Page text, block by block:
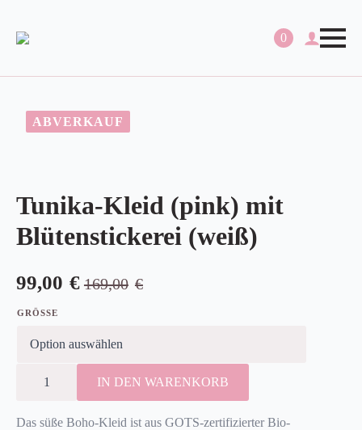
0
ABVERKAUF
Tunika-Kleid (pink) mit
Blütenstickerei (weiß)
169,00 €
Ursprünglicher
Preis
war:
169,00€
99,00 €
Aktueller
Preis
ist:
99,00€.
GRÖSSE
KLEID
(PINK)
BLÜTENSTICKEREI
ENGE
IN DEN WARENKORB
Das süße Boho-Kleid ist aus GOTS-zertifizierter Bio-